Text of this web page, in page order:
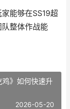
能够在SS19超
整体作战能
鸡》如何快速升
2026-05-20